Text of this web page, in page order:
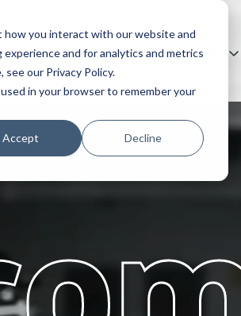
how you interact with our website and
and for analytics and metrics
our Privacy Policy.
in your browser to remember your
Accept Decline
À propos Carrière